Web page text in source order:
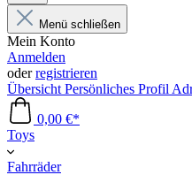
Menü schließen
Mein Konto
Anmelden
oderregistrieren
Übersicht Persönliches Profil
0,00 €*
Toys
Fahrräder